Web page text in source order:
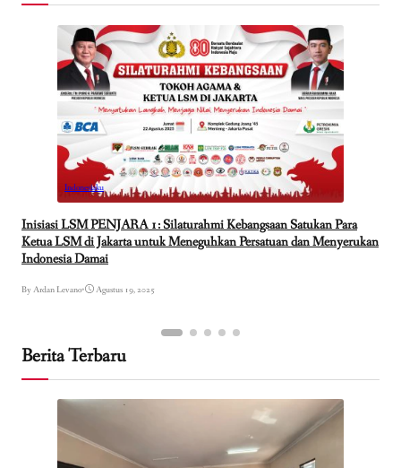
Indonesiaku
Inisiasi LSM PENJARA 1: Silaturahmi Kebangsaan Satukan Para
Ketua LSM di Jakarta untuk Meneguhkan Persatuan dan Menyerukan
Indonesia Damai
By Ardan Levano• Agustus 19, 2025
Berita Terbaru